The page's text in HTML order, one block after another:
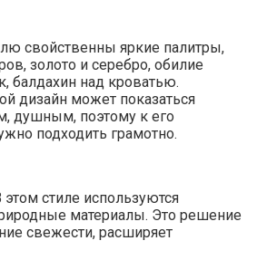
свойственны яркие палитры,
золото и серебро, обилие
балдахин над кроватью.
дизайн может показаться
душным, поэтому к его
подходить грамотно.
стиле используются
материалы. Это решение
свежести, расширяет